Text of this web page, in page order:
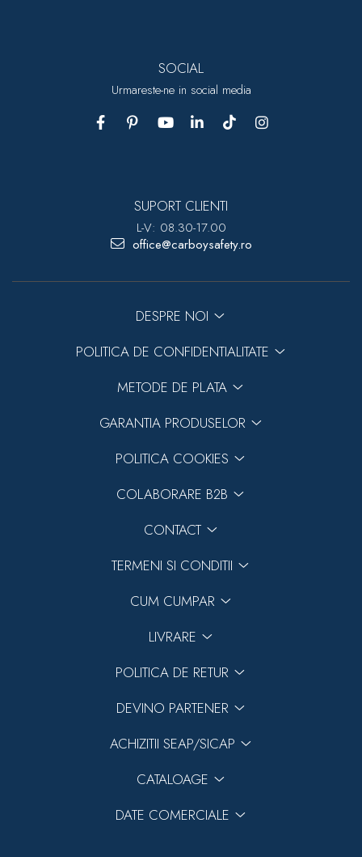
SOCIAL
Urmareste-ne in social media
SUPORT CLIENTI
L-V: 08.30-17.00
office@carboysafety.ro
DESPRE NOI
POLITICA DE CONFIDENTIALITATE
METODE DE PLATA
GARANTIA PRODUSELOR
POLITICA COOKIES
COLABORARE B2B
CONTACT
TERMENI SI CONDITII
CUM CUMPAR
LIVRARE
POLITICA DE RETUR
DEVINO PARTENER
ACHIZITII SEAP/SICAP
CATALOAGE
DATE COMERCIALE